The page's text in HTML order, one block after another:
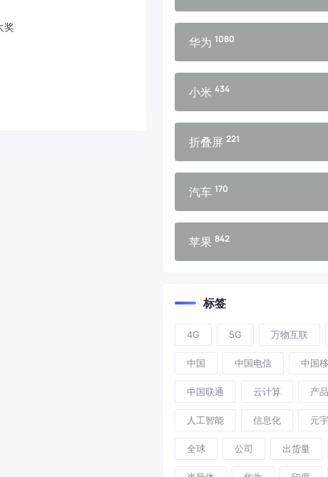
奖
华为 1080
小米 434
折叠屏 221
汽车 170
苹果 842
标签
4G 5G 万物互联
中国 中国电信 中国
中国联通 云计算 产品
人工智能 信息化 元
全球 公司 出货量